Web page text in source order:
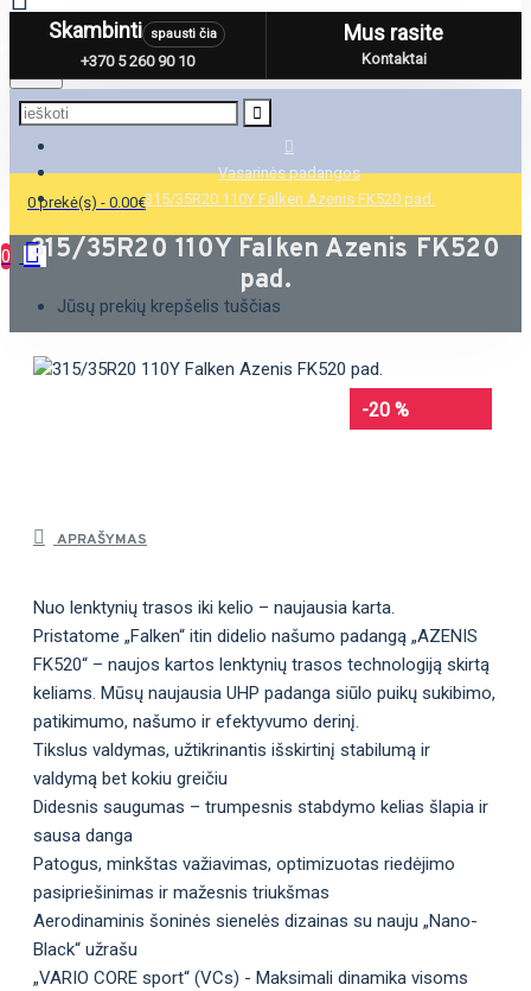
Menu
0 prekė(s) - 0.00€
0
Jūsų prekių krepšelis tuščias
Skambinti spausti čia
+370 5 260 90 10
Mus rasite
Kontaktai
Vasarinės padangos
315/35R20 110Y Falken Azenis FK520 pad.
315/35R20 110Y Falken Azenis FK520
pad.
-20 %
APRAŠYMAS
Nuo lenktynių trasos iki kelio – naujausia karta.
Pristatome „Falken“ itin didelio našumo padangą „AZENIS
FK520“ – naujos kartos lenktynių trasos technologiją skirtą
keliams. Mūsų naujausia UHP padanga siūlo puikų sukibimo,
patikimumo, našumo ir efektyvumo derinį.
Tikslus valdymas, užtikrinantis išskirtinį stabilumą ir
valdymą bet kokiu greičiu
Didesnis saugumas – trumpesnis stabdymo kelias šlapia ir
sausa danga
Patogus, minkštas važiavimas, optimizuotas riedėjimo
pasipriešinimas ir mažesnis triukšmas
Aerodinaminis šoninės sienelės dizainas su nauju „Nano-
Black“ užrašu
„VARIO CORE sport“ (VCs) - Maksimali dinamika visoms